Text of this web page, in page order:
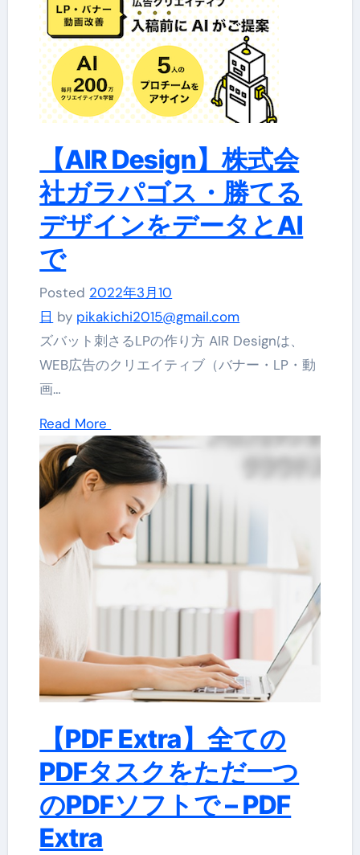
【AIR Design】株式会
社ガラパゴス・勝てる
デザインをデータとAI
で
Posted 2022年3月10
日 by pikakichi2015@gmail.com
ズバット刺さるLPの作り方 AIR Designは、
WEB広告のクリエイティブ（バナー・LP・動
画…
Read More
【PDF Extra】全ての
PDFタスクをただ一つ
のPDFソフトで – PDF
Extra